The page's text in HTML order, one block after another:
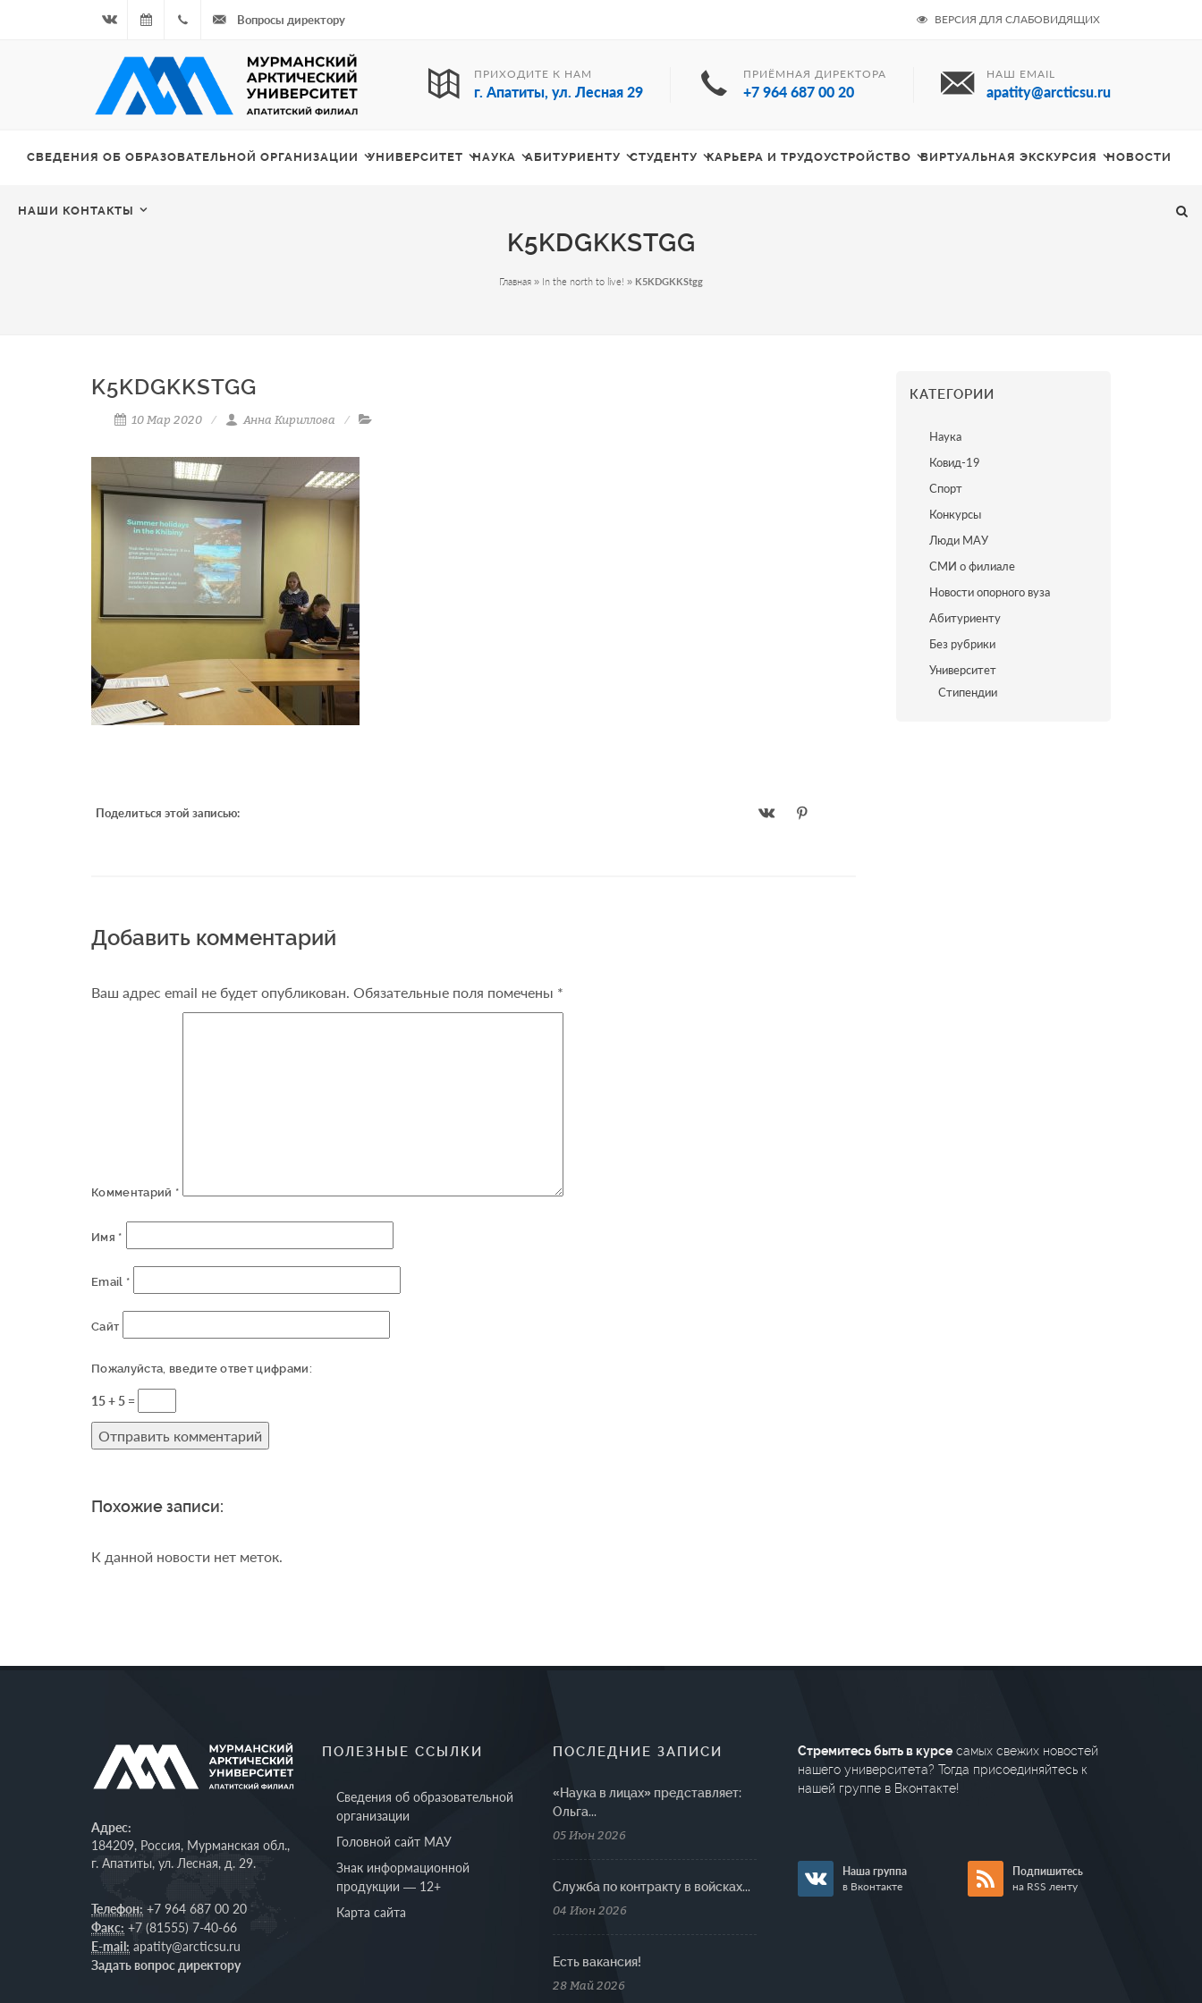
Вконтакте08.08.2026
- Чётная
+7
964
Вопросы директору ВЕРСИЯ ДЛЯ СЛАБОВИДЯЩИХ
ПРИХОДИТЕ К НАМ
г. Апатиты, ул. Лесная 29
ПРИЁМНАЯ ДИРЕКТОРА
+7 964 687 00 20
НАШ EMAIL
apatity@arcticsu.ru
СВЕДЕНИЯ ОБ ОБРАЗОВАТЕЛЬНОЙ ОРГАНИЗАЦИИ УНИВЕРСИТЕТ НАУКА АБИТУРИЕНТУ СТУДЕНТУ КАРЬЕРА И ТРУДОУСТРОЙСТВО ВИРТУАЛЬНАЯ ЭКСКУРСИЯ НОВОСТИ
НАШИ КОНТАКТЫ
K5KDGKKSTGG
Главная » In the north to live! » K5KDGKKStgg
K5KDGKKSTGG
10 Мар 2020 Анна Кириллова
Поделиться этой записью:
Добавить комментарий
Ваш адрес email не будет опубликован. Обязательные поля помечены *
Комментарий *
Имя *
Email *
Сайт
Пожалуйста, введите ответ цифрами:
15 + 5 =
Похожие записи:
К данной новости нет меток.
КАТЕГОРИИ
Наука
Ковид-19
Спорт
Конкурсы
Люди МАУ
СМИ о филиале
Новости опорного вуза
Абитуриенту
Без рубрики
Университет
Стипендии
Адрес:
184209, Россия, Мурманская обл.,
г. Апатиты, ул. Лесная, д. 29.
Телефон: +7 964 687 00 20
Факс: +7 (81555) 7-40-66
E-mail: apatity@arcticsu.ru
Задать вопрос директору
ПОЛЕЗНЫЕ ССЫЛКИ
Сведения об образовательной
организации
Головной сайт МАУ
Знак информационной
продукции — 12+
Карта сайта
ПОСЛЕДНИЕ ЗАПИСИ
«Наука в лицах» представляет:
Ольга...
05 Июн 2026
Cлужба по контракту в войсках...
04 Июн 2026
Есть вакансия!
28 Май 2026
Стремитесь быть в курсе самых свежих новостей
нашего университета? Тогда присоединяйтесь к
нашей группе в Вконтакте!
Наша группа
в Вконтакте
Подпишитесь
на RSS ленту